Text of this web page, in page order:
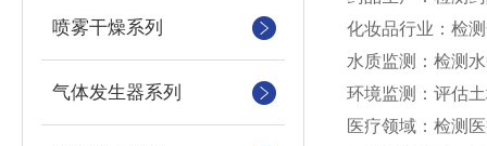
喷雾干燥系列
气体发生器系列
化妆品行业：检
水质监测：检测
环境监测：评估
医疗领域：检测